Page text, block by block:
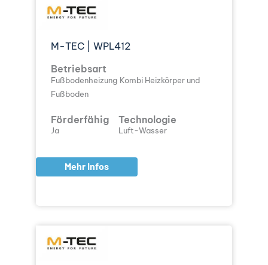
M-TEC | WPL412
Betriebsart
Fußbodenheizung Kombi Heizkörper und
Fußboden
Förderfähig
Ja
Technologie
Luft-Wasser
Mehr Infos